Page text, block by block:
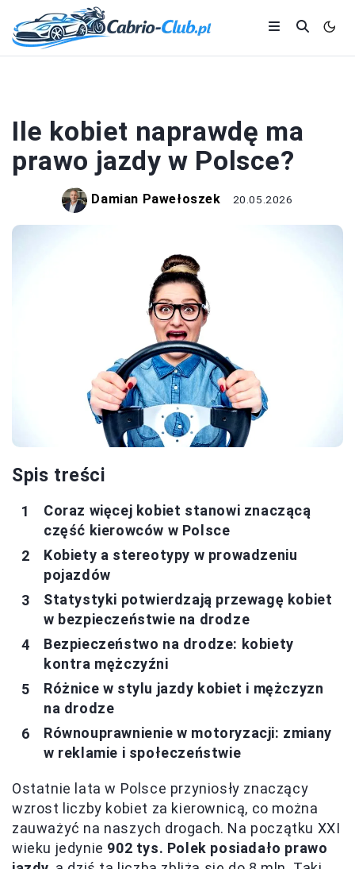
Ile kobiet naprawdę ma
prawo jazdy w Polsce?
Damian Pawełoszek 20.05.2026
Spis treści
Coraz więcej kobiet stanowi znaczącą
część kierowców w Polsce
Kobiety a stereotypy w prowadzeniu
pojazdów
Statystyki potwierdzają przewagę kobiet
w bezpieczeństwie na drodze
Bezpieczeństwo na drodze: kobiety
kontra mężczyźni
Różnice w stylu jazdy kobiet i mężczyzn
na drodze
Równouprawnienie w motoryzacji: zmiany
w reklamie i społeczeństwie
Ostatnie lata w Polsce przyniosły znaczący
wzrost liczby kobiet za kierownicą, co można
zauważyć na naszych drogach. Na początku XXI
wieku jedynie 902 tys. Polek posiadało prawo